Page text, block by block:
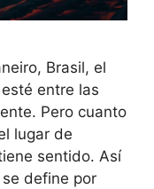
Brasil, el
entre las
Pero cuanto
lugar de
sentido. Así
define por